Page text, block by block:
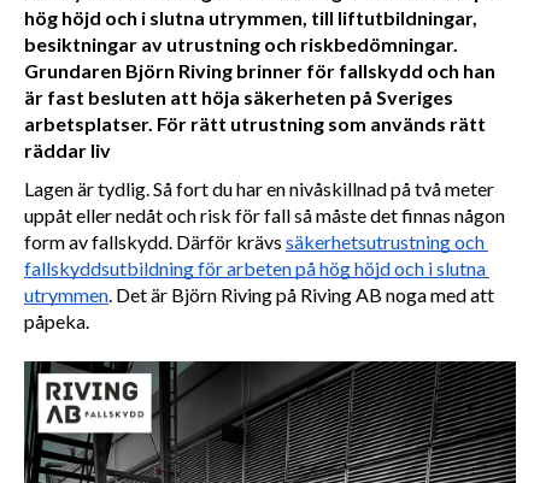
hög höjd och i slutna utrymmen, till liftutbildningar,
besiktningar av utrustning och riskbedömningar.
Grundaren Björn Riving brinner för fallskydd och han
är fast besluten att höja säkerheten på Sveriges
arbetsplatser. För rätt utrustning som används rätt
räddar liv
Lagen är tydlig. Så fort du har en nivåskillnad på två meter
uppåt eller nedåt och risk för fall så måste det finnas någon
form av fallskydd. Därför krävs säkerhetsutrustning och
fallskyddsutbildning för arbeten på hög höjd och i slutna
utrymmen . Det är Björn Riving på Riving AB noga med att
påpeka.